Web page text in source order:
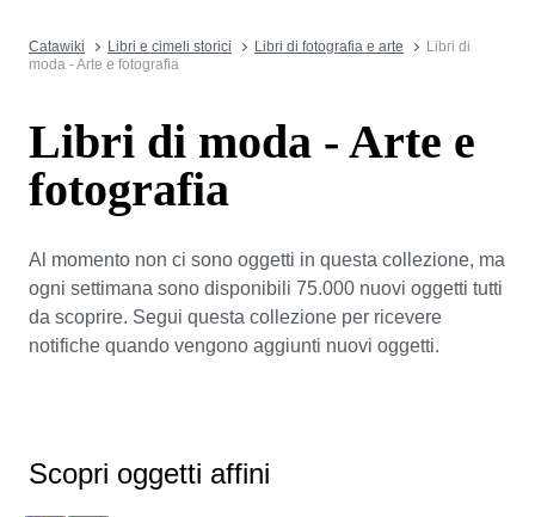
Catawiki Libri e cimeli storici Libri di fotografia e arte
Libri di
moda - Arte e fotografia
Libri di moda - Arte e
fotografia
Al momento non ci sono oggetti in questa collezione, ma
ogni settimana sono disponibili 75.000 nuovi oggetti tutti
da scoprire. Segui questa collezione per ricevere
notifiche quando vengono aggiunti nuovi oggetti.
Scopri oggetti affini